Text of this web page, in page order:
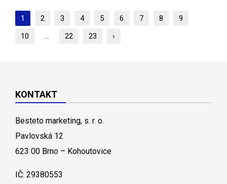
1 2 3 4 5 6 7 8
9
10
... 22 23 ›
KONTAKT
Besteto marketing, s. r. o.
Pavlovská 12
623 00 Brno – Kohoutovice
IČ: 29380553